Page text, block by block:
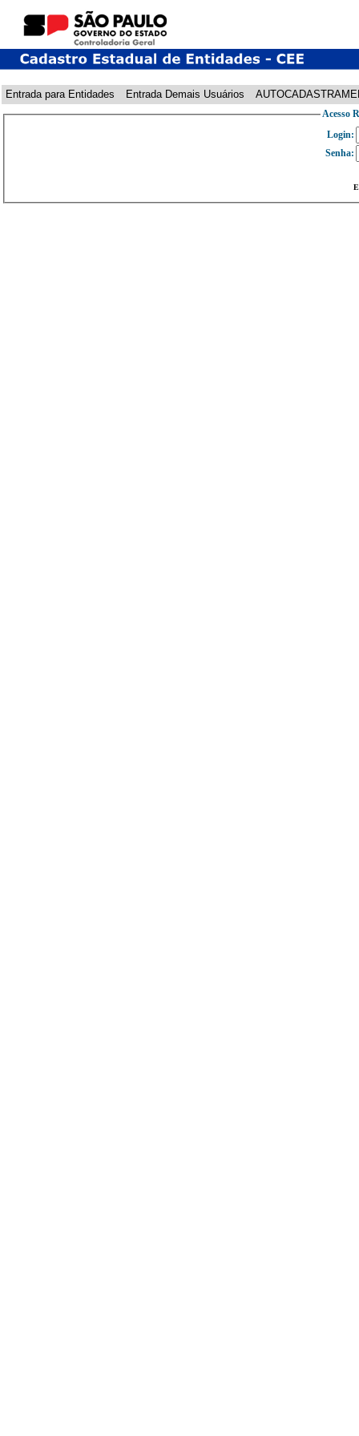
Entrada para Entidades Entrada Demais Usuários
Acesso
Login:
Senha: